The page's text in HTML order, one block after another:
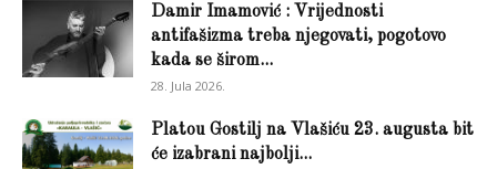
Damir Imamović : Vrijednosti
antifašizma treba njegovati, pogotovo
kada se širom...
28. Jula 2026.
Platou Gostilj na Vlašiću 23. augusta bit
će izabrani najbolji...